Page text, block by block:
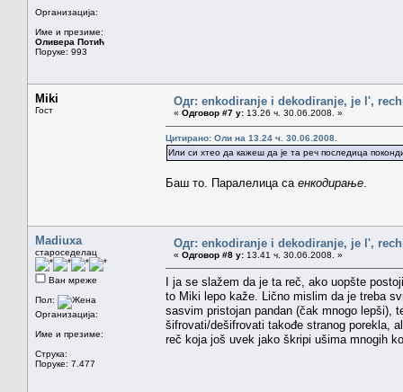
Организација:
Име и презиме:
Оливера Потић
Поруке: 993
Miki
Гост
Одг: enkodiranje i dekodiranje, je l',
« Одговор #7 у: 13.26 ч. 30.06.2008. »
Цитирано: Оли на 13.24 ч. 30.06.2008.
Или си хтео да кажеш да је та реч последица
Баш то. Паралелица са енкодирање
Madiuxa
староседелац
Ван мреже
Пол:
Организација:
Име и презиме:
Струка:
Поруке: 7.477
Одг: enkodiranje i dekodiranje, je l',
« Одговор #8 у: 13.41 ч. 30.06.2008. »
I ja se slažem da je ta reč, ako uopšte
to Miki lepo kaže. Lično mislim da je treba
sasvim pristojan pandan (čak mnogo lepši),
šifrovati/dešifrovati takođe stranog porekla,
reč koja još uvek jako škripi ušima mnogih